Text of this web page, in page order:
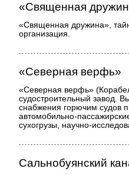
«Священная
«Священная дружина»,
организация.
«Северная верфь»
«Северная верфь»
судостроительный завод.
снабжения горючим судов
автомобильно-
сухогрузы, научно-
Сальнобуянский